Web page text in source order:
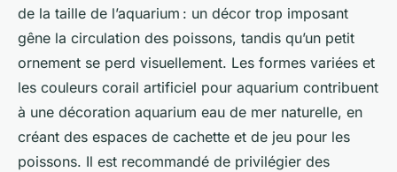
de la taille de l’aquarium : un décor trop imposant
gêne la circulation des poissons, tandis qu’un petit
ornement se perd visuellement. Les formes variées et
les couleurs corail artificiel pour aquarium contribuent
à une décoration aquarium eau de mer naturelle, en
créant des espaces de cachette et de jeu pour les
poissons. Il est recommandé de privilégier des